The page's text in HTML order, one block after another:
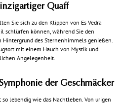
Quaff
Sie sich zu den Klippen von Es Vedra
schlürfen können, während Sie den
Hintergrund des Sternenhimmels genießen.
mit einem Hauch von Mystik und
Angelegenheit.
der Geschmäcker
lebendig wie das Nachtleben. Von urigen